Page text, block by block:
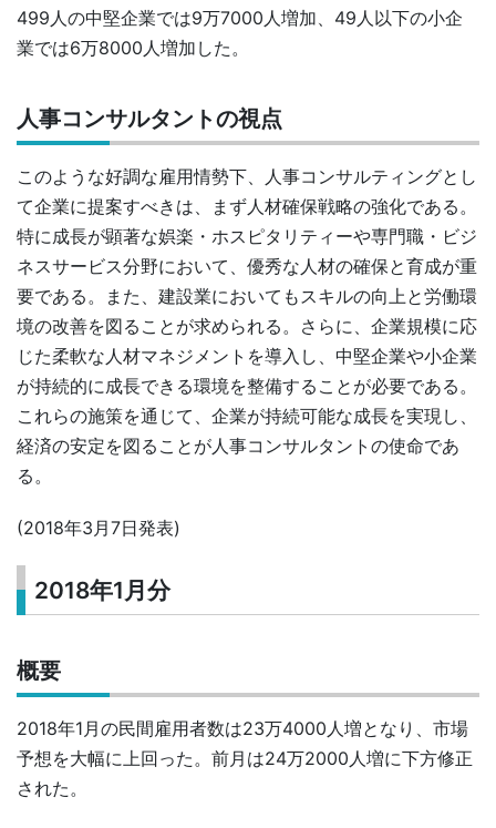
499人の中堅企業では9万7000人増加、49人以下の小企
業では6万8000人増加した。
人事コンサルタントの視点
このような好調な雇用情勢下、人事コンサルティングとし
て企業に提案すべきは、まず人材確保戦略の強化である。
特に成長が顕著な娯楽・ホスピタリティーや専門職・ビジ
ネスサービス分野において、優秀な人材の確保と育成が重
要である。また、建設業においてもスキルの向上と労働環
境の改善を図ることが求められる。さらに、企業規模に応
じた柔軟な人材マネジメントを導入し、中堅企業や小企業
が持続的に成長できる環境を整備することが必要である。
これらの施策を通じて、企業が持続可能な成長を実現し、
経済の安定を図ることが人事コンサルタントの使命であ
る。
(2018年3月7日発表)
2018年1月分
概要
2018年1月の民間雇用者数は23万4000人増となり、市場
予想を大幅に上回った。前月は24万2000人増に下方修正
された。